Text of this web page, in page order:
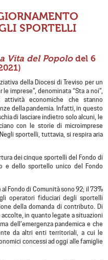
SPORTELLI
Vita del Popolo del 6
della Diocesi di Treviso per un
imprese”, denominata “Sta a noi”,
economiche che stanno
della pandemia. Infatti, in questo
di lasciare indietro solo alcuni, le
con le storie di microimprese
sportelli, tuttavia, si respira aria
dei cinque sportelli del Fondo di
e dello sportello unico del Fondo
Fondo di Comunità sono 92; il 73%
operatori fiduciari degli sportelli
della domanda di contributo. Di
in quanto legate a situazioni
dell’emergenza pandemica e che
da altri enti territoriali, a cui le
concessi ad oggi alle famiglie